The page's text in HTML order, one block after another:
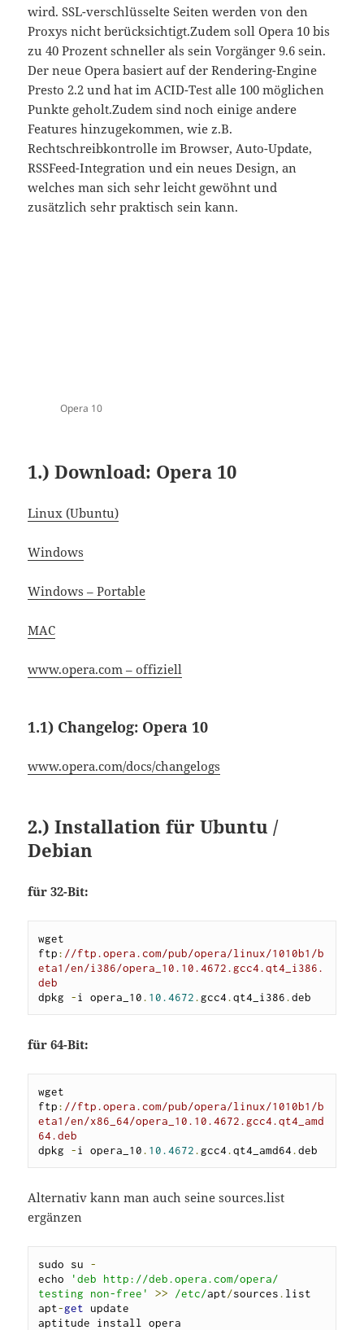
wird. SSL-verschlüsselte Seiten werden von den
Proxys nicht berücksichtigt.Zudem soll Opera 10 bis
zu 40 Prozent schneller als sein Vorgänger 9.6 sein.
Der neue Opera basiert auf der Rendering-Engine
Presto 2.2 und hat im ACID-Test alle 100 möglichen
Punkte geholt.Zudem sind noch einige andere
Features hinzugekommen, wie z.B.
Rechtschreibkontrolle im Browser, Auto-Update,
RSSFeed-Integration und ein neues Design, an
welches man sich sehr leicht gewöhnt und
zusätzlich sehr praktisch sein kann.
Opera 10
1.)Download: Opera 10
Linux (Ubuntu)
Windows
Windows – Portable
MAC
www.opera.com – offiziell
1.1) Changelog: Opera 10
www.opera.com/docs/changelogs
2.)Installation für Ubuntu /
Debian
für 32-Bit:
wget
ftp: //ftp.opera.com/pub/opera/linux/1010b1/b
eta1/en/i386/opera_10.10.4672.gcc4.qt4_i386.
deb
dpkg -i opera_10 . 10.4672 . gcc4 .qt4_i386 .deb
für 64-Bit:
wget
ftp: //ftp.opera.com/pub/opera/linux/1010b1/b
eta1/en/x86_64/opera_10.10.4672.gcc4.qt4_amd
64.deb
dpkg -i opera_10 . 10.4672 . gcc4 .qt4_amd64 .deb
Alternativ kann man auch seine sources.list
ergänzen
sudo su -
echo
'deb http://deb.opera.com/opera/
testing non-free'
>> /etc/apt/sources . list
apt-get update
aptitude install opera